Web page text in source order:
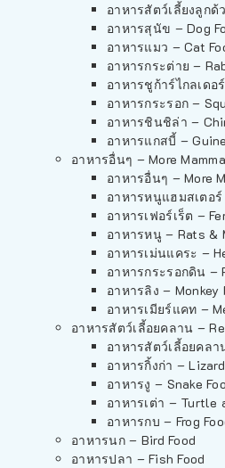
อาหารสัตว์เลี้ยงลูกด้
อาหารสุนัข – Dog
อาหารแมว – Cat
อาหารกระต่าย –
อาหารชูก้าร์ไกลเดอ
อาหารกระรอก –
อาหารชินชิล่า –
อาหารแกสบี้ –
อาหารอื่นๆ – More
อาหารอื่นๆ – More
อาหารหนูแฮมสเตอร์
อาหารเฟอร์เร็ต –
อาหารหนู – Rats &
อาหารเม่นแคระ –
อาหารกระรอกดิน –
อาหารลิง – Monkey
อาหารเมียร์แคท –
อาหารสัตว์เลี้อยคลาน –
อาหารสัตว์เลี้อยคล
อาหารกิ้งก่า –
อาหารงู – Snake
อาหารเต่า – Turtle
อาหารกบ – Frog
อาหารนก – Bird Food
อาหารปลา – Fish Food